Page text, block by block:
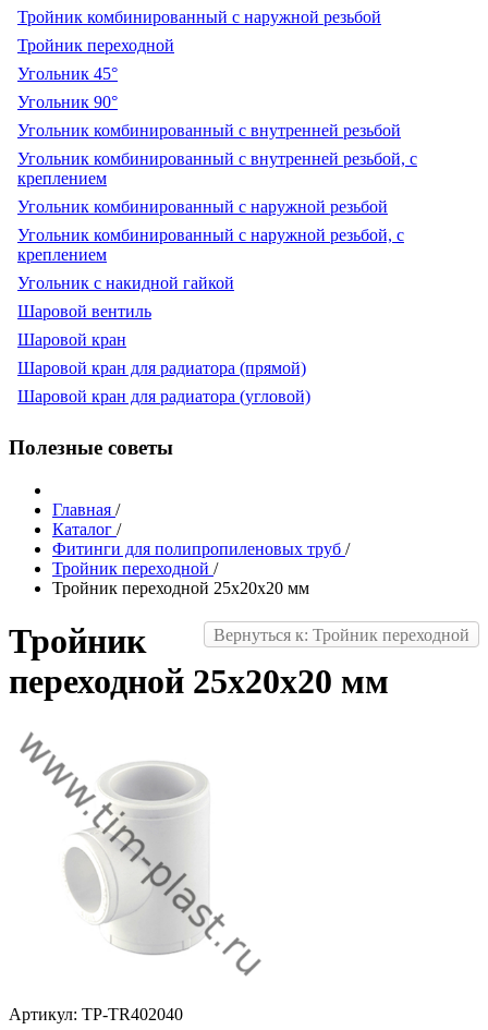
Тройник комбинированный с наружной резьбой
Тройник переходной
Угольник 45°
Угольник 90°
Угольник комбинированный с внутренней резьбой
Угольник комбинированный с внутренней резьбой, с
креплением
Угольник комбинированный с наружной резьбой
Угольник комбинированный с наружной резьбой, с
креплением
Угольник с накидной гайкой
Шаровой вентиль
Шаровой кран
Шаровой кран для радиатора (прямой)
Шаровой кран для радиатора (угловой)
Полезные советы
Главная /
Каталог /
Фитинги для полипропиленовых труб /
Тройник переходной /
Тройник переходной 25x20x20 мм
Вернуться к: Тройник переходной
Тройник
переходной 25x20x20 мм
Артикул: TP-TR402040